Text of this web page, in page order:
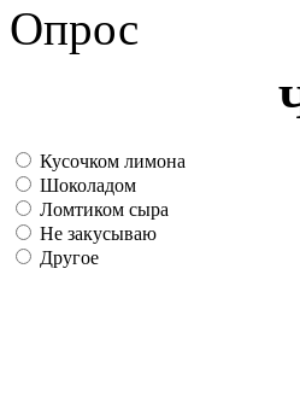
Опрос
Кусочком лимона
Шоколадом
Ломтиком сыра
Не закусываю
Другое